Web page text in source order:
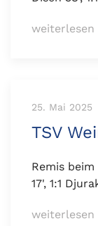
weiterlesen
25. Mai 2025
TSV
Remis
17', 1:1
weiterlesen